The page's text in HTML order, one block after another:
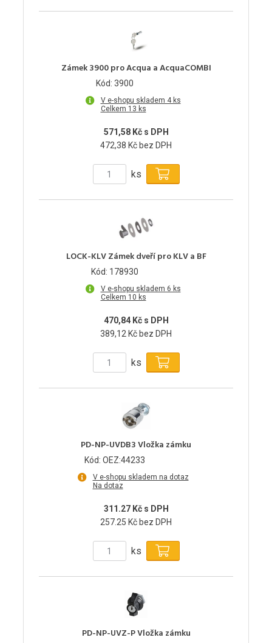
Zámek 3900 pro Acqua a AcquaCOMBI
Kód: 3900
V e-shopu skladem 4 ks
Celkem 13 ks
571,58 Kč s DPH
472,38 Kč bez DPH
ks
LOCK-KLV Zámek dveří pro KLV a BF
Kód: 178930
V e-shopu skladem 6 ks
Celkem 10 ks
470,84 Kč s DPH
389,12 Kč bez DPH
ks
PD-NP-UVDB3 Vložka zámku
Kód: OEZ:44233
V e-shopu skladem na dotaz
Na dotaz
311.27 Kč s DPH
257.25 Kč bez DPH
ks
PD-NP-UVZ-P Vložka zámku